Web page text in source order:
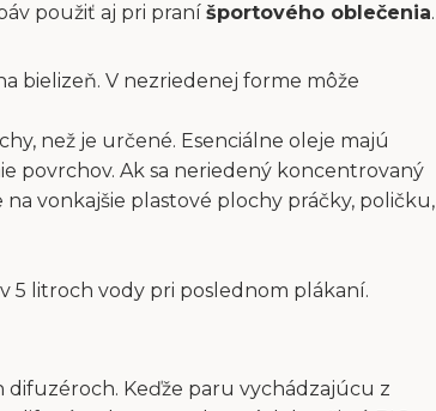
použiť aj pri praní športového oblečenia.
bielizeň. V nezriedenej forme môže
než je určené. Esenciálne oleje majú
povrchov. Ak sa neriedený koncentrovaný
vonkajšie plastové plochy práčky, poličku,
5 litroch vody pri poslednom plákaní.
Keďže paru vychádzajúcu z